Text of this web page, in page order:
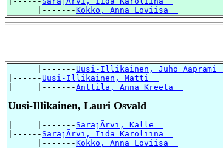
      |-------
Kokko, Anna Loviisa
      |-------
Uusi-Illikainen, Juho Aaprami
|------ Uusi-Illikainen, Matti
|     |-------Anttila, Anna Kreeta
Uusi-Illikainen, Lauri Osvald
|     |------- SarajÃrvi, Kalle
|------ SarajÃrvi, Iida Karoliina
      |-------
Kokko, Anna Loviisa